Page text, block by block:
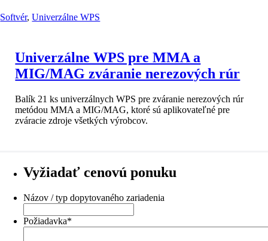
Softvér,Univerzálne WPS
Univerzálne WPS pre MMA a
MIG/MAG zváranie nerezových rúr
Balík 21 ks univerzálnych WPS pre zváranie nerezových rúr
metódou MMA a MIG/MAG, ktoré sú aplikovateľné pre
zváracie zdroje všetkých výrobcov.
Vyžiadať cenovú ponuku
Názov / typ dopytovaného zariadenia
Požiadavka*